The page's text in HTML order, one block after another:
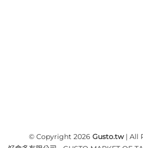
© Copyright 2026 Gusto.tw| All